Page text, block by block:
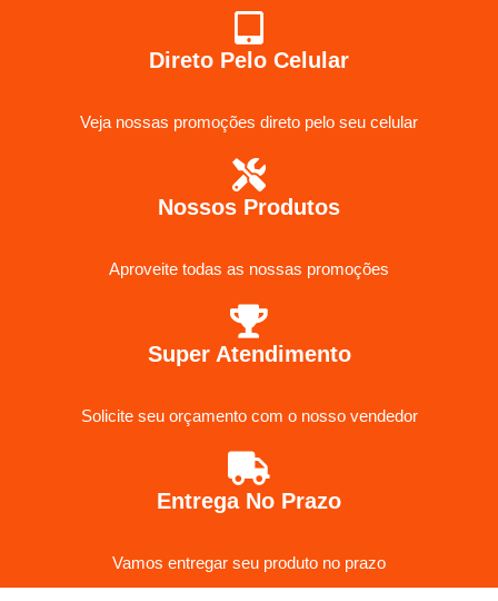
Direto Pelo Celular
Veja nossas promoções direto pelo seu celular
Nossos Produtos
Aproveite todas as nossas promoções
Super Atendimento
Solicite seu orçamento com o nosso vendedor
Entrega No Prazo
Vamos entregar seu produto no prazo